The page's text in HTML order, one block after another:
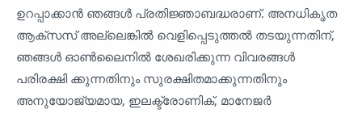
ഉറപ്പാക്കാൻ ഞങ്ങൾ പ്രതിജ്ഞാബദ്ധരാണ്. അനധികൃത
ആക്സസ് അല്ലെങ്കിൽ വെളിപ്പെടുത്തൽ തടയുന്നതിന്,
ഞങ്ങൾ ഓൺലൈനിൽ ശേഖരിക്കുന്ന വിവരങ്ങൾ
പരിരക്ഷി ക്കുന്നതിനും സുരക്ഷിതമാക്കുന്നതിനും
അനുയോജ്യമായ, ഇലക്ട്രോണിക്, മാനേജർ